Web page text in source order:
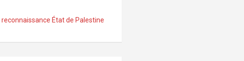
reconnaissance État de Palestine